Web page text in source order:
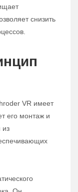
снизить
VR имеет
его монтаж и
из